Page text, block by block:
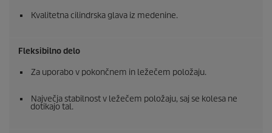
Kvalitetna cilindrska glava iz medenine.
Fleksibilno delo
Za uporabo v pokončnem in ležečem položaju.
Največja stabilnost v ležečem položaju, saj se kolesa ne
dotikajo tal.